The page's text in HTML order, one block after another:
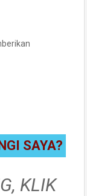
SAYA?
KLIK